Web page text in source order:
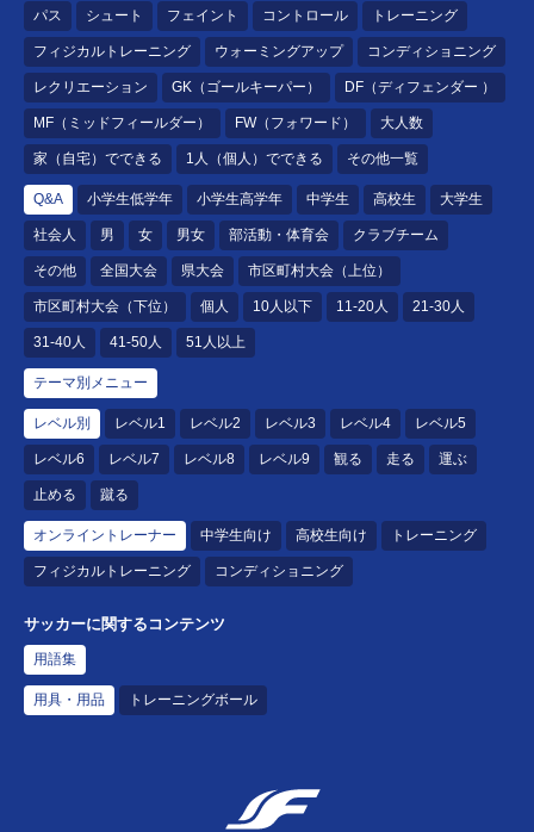
パス シュート フェイント コントロール トレーニング
フィジカルトレーニング ウォーミングアップ コンディショニング
レクリエーション GK（ゴールキーパー） DF（ディフェンダー ）
MF（ミッドフィールダー） FW（フォワード） 大人数
家（自宅）でできる 1人（個人）でできる その他一覧
Q&A 小学生低学年 小学生高学年 中学生 高校生 大学生
社会人 男 女 男女 部活動・体育会 クラブチーム
その他 全国大会 県大会 市区町村大会（上位）
市区町村大会（下位） 個人 10人以下 11-20人 21-30人
31-40人 41-50人 51人以上
テーマ別メニュー
レベル別 レベル1 レベル2 レベル3 レベル4 レベル5
レベル6 レベル7 レベル8 レベル9 観る 走る 運ぶ
止める 蹴る
オンライントレーナー 中学生向け 高校生向け トレーニング
フィジカルトレーニング コンディショニング
サッカーに関するコンテンツ
用語集
用具・用品 トレーニングボール